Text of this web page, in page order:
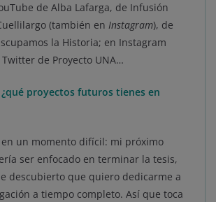
de Alba Lafarga, de Infusión
(también en Instagram), de
la Historia; en Instagram
de Proyecto UNA…
proyectos futuros tienes en
en un momento difícil: mi próximo
ser enfocado en terminar la tesis,
descubierto que quiero dedicarme a
a tiempo completo. Así que toca